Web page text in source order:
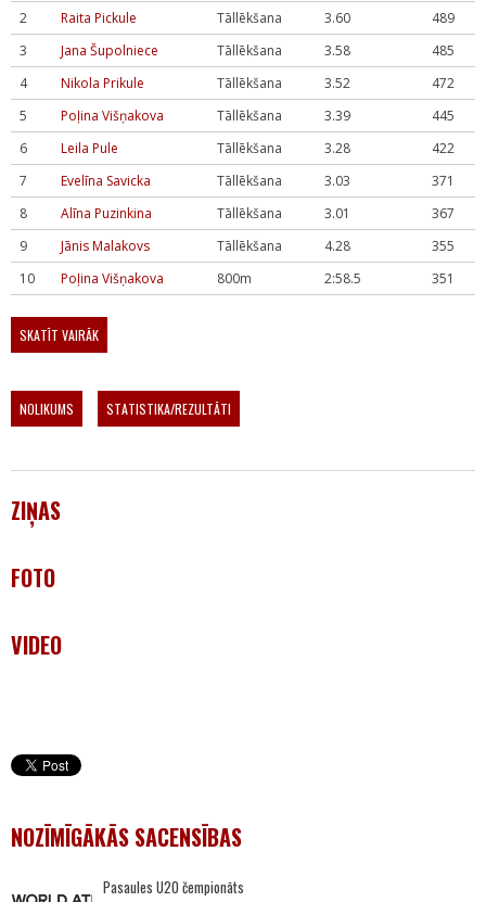
2
Raita Pickule Tāllēkšana 3.60
489
3
Jana Šupolniece Tāllēkšana 3.58
485
4
Nikola Prikule Tāllēkšana 3.52
472
5
Poļina Višņakova Tāllēkšana 3.39
445
6
Leila Pule Tāllēkšana 3.28
422
7
Evelīna Savicka Tāllēkšana 3.03
371
8
Alīna Puzinkina Tāllēkšana 3.01
367
9
Jānis Malakovs Tāllēkšana 4.28
355
10
Poļina Višņakova 800m 2:58.5 351
SKATĪT VAIRĀK
NOLIKUMS STATISTIKA/REZULTĀTI
ZIŅAS
FOTO
VIDEO
NOZĪMĪGĀKĀS SACENSĪBAS
Pasaules U20 čempionāts